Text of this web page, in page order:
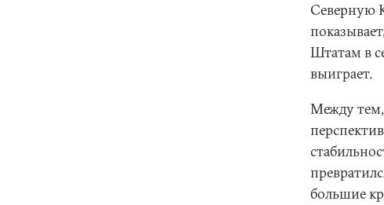
Северную
Штатам в
выиграет.
Между
большие